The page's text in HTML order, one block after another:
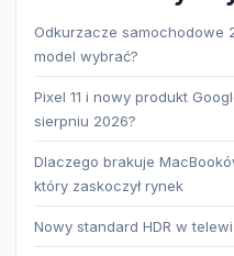
Odkurzacze samochodowe
model wybrać?
Pixel 11 i nowy produkt
sierpniu 2026?
Dlaczego brakuje
który zaskoczył rynek
Nowy standard HDR w